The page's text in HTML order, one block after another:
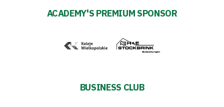
ACADEMY'S PREMIUM SPONSOR
BUSINESS CLUB